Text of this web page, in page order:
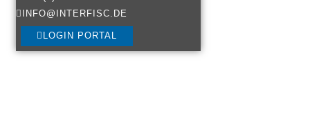
INFO@INTERFISC.DE
LOGIN PORTAL